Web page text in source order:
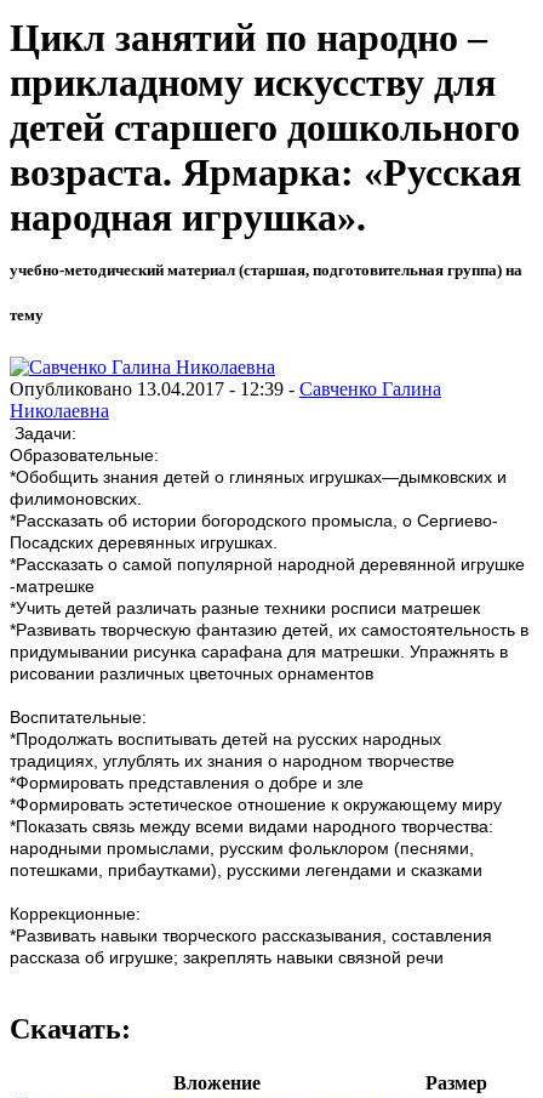
Цикл занятий по народно –
прикладному искусству для
детей старшего дошкольного
возраста. Ярмарка: «Русская
народная игрушка».
учебно-методический материал (старшая, подготовительная группа) на
тему
Опубликовано 13.04.2017 - 12:39 - Савченко Галина
Николаевна
Задачи:
Образовательные:
*Обобщить знания детей о глиняных игрушках—дымковских и
филимоновских.
*Рассказать об истории богородского промысла, о Сергиево-
Посадских деревянных игрушках.
*Рассказать о самой популярной народной деревянной игрушке
-матрешке
*Учить детей различать разные техники росписи матрешек
*Развивать творческую фантазию детей, их самостоятельность в
придумывании рисунка сарафана для матрешки. Упражнять в
рисовании различных цветочных орнаментов
Воспитательные:
*Продолжать воспитывать детей на русских народных
традициях, углублять их знания о народном творчестве
*Формировать представления о добре и зле
*Формировать эстетическое отношение к окружающему миру
*Показать связь между всеми видами народного творчества:
народными промыслами, русским фольклором (песнями,
потешками, прибаутками), русскими легендами и сказками
Коррекционные:
*Развивать навыки творческого рассказывания, составления
рассказа об игрушке; закреплять навыки связной речи
Скачать:
Вложение
Размер